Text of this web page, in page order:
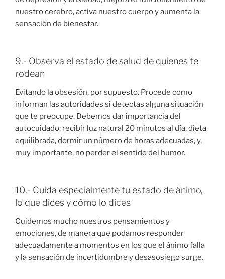
nuestro cerebro, activa nuestro cuerpo y aumenta la
sensación de bienestar.
9.- Observa el estado de salud de quienes te
rodean
Evitando la obsesión, por supuesto. Procede como
informan las autoridades si detectas alguna situación
que te preocupe. Debemos dar importancia del
autocuidado: recibir luz natural 20 minutos al día, dieta
equilibrada, dormir un número de horas adecuadas, y,
muy importante, no perder el sentido del humor.
10.- Cuida especialmente tu estado de ánimo,
lo que dices y cómo lo dices
Cuidemos mucho nuestros pensamientos y
emociones, de manera que podamos responder
adecuadamente a momentos en los que el ánimo falla
y la sensación de incertidumbre y desasosiego surge.